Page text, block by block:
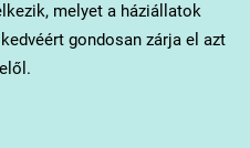
melyet a háziállatok
gondosan zárja el azt